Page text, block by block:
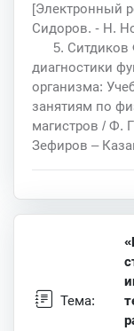
[Электронный
Сидоров. - Н.
5.
диагностики
организма:
занятиям по
магистров / Ф.
Зефиров –
Тема: